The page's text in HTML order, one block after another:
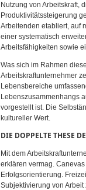
Nutzung von Arbeitskraft,
Produktivitätssteigerung
Arbeitenden etabliert, auf
einer systematisch
Arbeitsfähigkeiten sowie
Was sich im Rahmen
Arbeitskraftunternehmer
Lebensbereiche
Lebenszusammenhangs
vorgestellt ist. Die
kultureller Wert.
DIE DOPPELTE THESE
Mit dem
erklären vermag.
Erfolgsorientierung.
Subjektivierung von